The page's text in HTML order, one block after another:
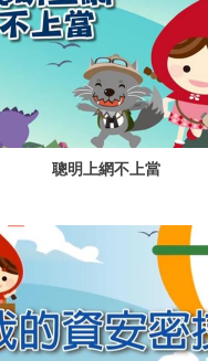
聰明上網不上當